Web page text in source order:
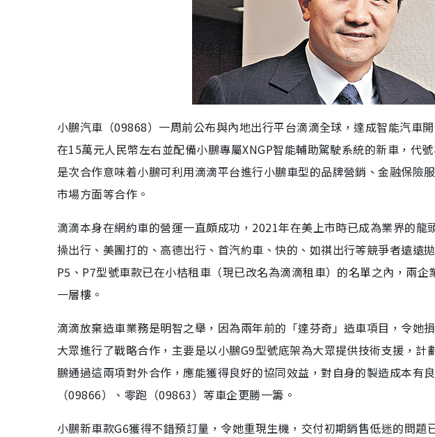
小鵬汽車（09868）一周前公布與內地出行平台滴滴全球，達成智能汽車
在15萬元人民幣左右並配備小鵬專屬XNGP智能輔助駕駛系統的新車，代
是次合作意味着小鵬可利用滴滴平台進行小鵬車型的品牌營銷、金融保
市場方面等合作。
滴滴本身在網約車的營運一直頗成功，2021年在美上市時已成為業界的
操出行、美團打的、高德出行、首汽約車、快的、如祺出行等競爭者遠遠
P5、P7型號車款已在小桔租車（現已改名為滴滴租車）的名單之內，兩
一層樓。
滴滴放棄造車業務是明智之舉，因為兩年前的「達芬奇」造車項目，令她
大眾進行了戰略合作，主要是以小鵬G9型號底架為大眾提供技術支援，
鵬通過這兩項對外合作，應能獲得良好的協同效益，對自身的製造成本有
（09866）、零跑（09863）等車企更勝一籌。
小鵬新車款G6獲得不錯預訂量，令她重現生機，交付初期銷售低迷的問